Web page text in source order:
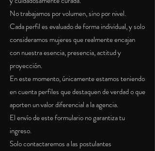
No trabajamos por volumen, sino por nivel.
Cada perfil es evaluado de forma individual, y solo
consideramos mujeres que realmente encajan
con nuestra esencia, presencia, actitud y
proyección.
En este momento, únicamente estamos teniendo
en cuenta perfiles que destaquen de verdad o que
aporten un valor diferencial a la agencia.
El envío de este formulario no garantiza tu
ingreso.
Solo contactaremos a las postulantes